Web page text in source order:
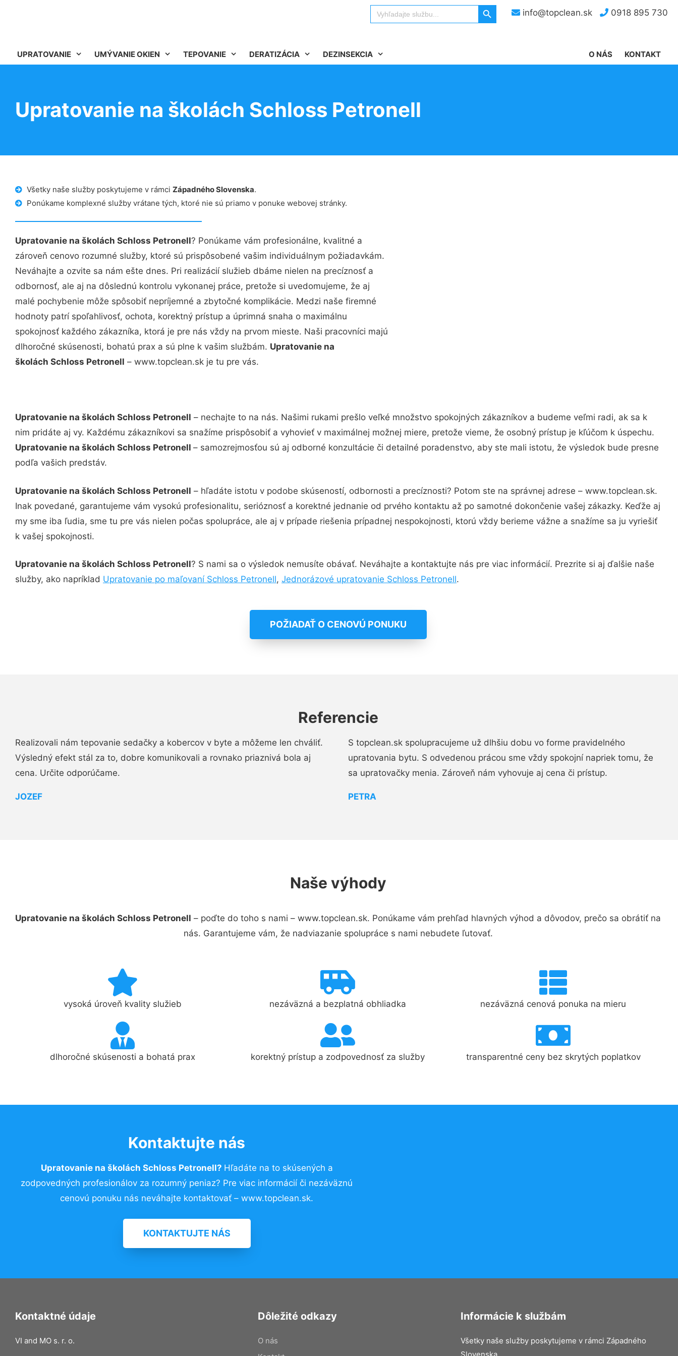
info@topclean.sk 0918 895 730
Search
for:
Search Button
UPRATOVANIE UMÝVANIE OKIEN TEPOVANIE DERATIZÁCIA DEZINSEKCIA KONTAKT
O NÁS
Upratovanie na školách Schloss Petronell
Všetky naše služby poskytujeme v rámci Západného Slovenska.
Ponúkame komplexné služby vrátane tých, ktoré nie sú priamo v ponuke webovej stránky.
Upratovanie na školách Schloss Petronell? Ponúkame vám profesionálne, kvalitné a
zároveň cenovo rozumné služby, ktoré sú prispôsobené vašim individuálnym požiadavkám.
Neváhajte a ozvite sa nám ešte dnes. Pri realizácií služieb dbáme nielen na precíznosť a
odbornosť, ale aj na dôslednú kontrolu vykonanej práce, pretože si uvedomujeme, že aj
malé pochybenie môže spôsobiť nepríjemné a zbytočné komplikácie. Medzi naše firemné
hodnoty patrí spoľahlivosť, ochota, korektný prístup a úprimná snaha o maximálnu
spokojnosť každého zákazníka, ktorá je pre nás vždy na prvom mieste. Naši pracovníci majú
dlhoročné skúsenosti, bohatú prax a sú plne k vašim službám. Upratovanie na
školách Schloss Petronell – www.topclean.sk je tu pre vás.
Upratovanie na školách Schloss Petronell – nechajte to na nás. Našimi rukami prešlo veľké množstvo spokojných zákazníkov a budeme veľmi radi, ak sa k
nim pridáte aj vy. Každému zákazníkovi sa snažíme prispôsobiť a vyhovieť v maximálnej možnej miere, pretože vieme, že osobný prístup je kľúčom k úspechu.
Upratovanie na školách Schloss Petronell – samozrejmosťou sú aj odborné konzultácie či detailné poradenstvo, aby ste mali istotu, že výsledok bude presne
podľa vašich predstáv.
Upratovanie na školách Schloss Petronell – hľadáte istotu v podobe skúseností, odbornosti a precíznosti? Potom ste na správnej adrese – www.topclean.sk.
Inak povedané, garantujeme vám vysokú profesionalitu, serióznosť a korektné jednanie od prvého kontaktu až po samotné dokončenie vašej zákazky. Keďže aj
my sme iba ľudia, sme tu pre vás nielen počas spolupráce, ale aj v prípade riešenia prípadnej nespokojnosti, ktorú vždy berieme vážne a snažíme sa ju vyriešiť
k vašej spokojnosti.
Upratovanie na školách Schloss Petronell? S nami sa o výsledok nemusíte obávať. Neváhajte a kontaktujte nás pre viac informácií. Prezrite si aj ďalšie naše
služby, ako napríklad Upratovanie po maľovaní Schloss Petronell, Jednorázové upratovanie Schloss Petronell.
POŽIADAŤ O CENOVÚ PONUKU
Referencie
Realizovali nám tepovanie sedačky a kobercov v byte a môžeme len chváliť.
Výsledný efekt stál za to, dobre komunikovali a rovnako priaznivá bola aj
cena. Určite odporúčame.
JOZEF
S topclean.sk spolupracujeme už dlhšiu dobu vo forme pravidelného
upratovania bytu. S odvedenou prácou sme vždy spokojní napriek tomu, že
sa upratovačky menia. Zároveň nám vyhovuje aj cena či prístup.
PETRA
Naše výhody
Upratovanie na školách Schloss Petronell – poďte do toho s nami – www.topclean.sk. Ponúkame vám prehľad hlavných výhod a dôvodov, prečo sa obrátiť na
nás. Garantujeme vám, že nadviazanie spolupráce s nami nebudete ľutovať.
vysoká úroveň kvality služieb nezáväzná a bezplatná obhliadka nezáväzná cenová ponuka na mieru
dlhoročné skúsenosti a bohatá prax korektný prístup a zodpovednosť za služby transparentné ceny bez skrytých poplatkov
Kontaktujte nás
Upratovanie na školách Schloss Petronell? Hľadáte na to skúsených a
zodpovedných profesionálov za rozumný peniaz? Pre viac informácií či nezáväznú
cenovú ponuku nás neváhajte kontaktovať – www.topclean.sk.
KONTAKTUJTE NÁS
Kontaktné údaje
VI and MO s. r. o.
Dôležité odkazy
O nás
Informácie k službám
Všetky naše služby poskytujeme v rámci Západného
Slovenska.